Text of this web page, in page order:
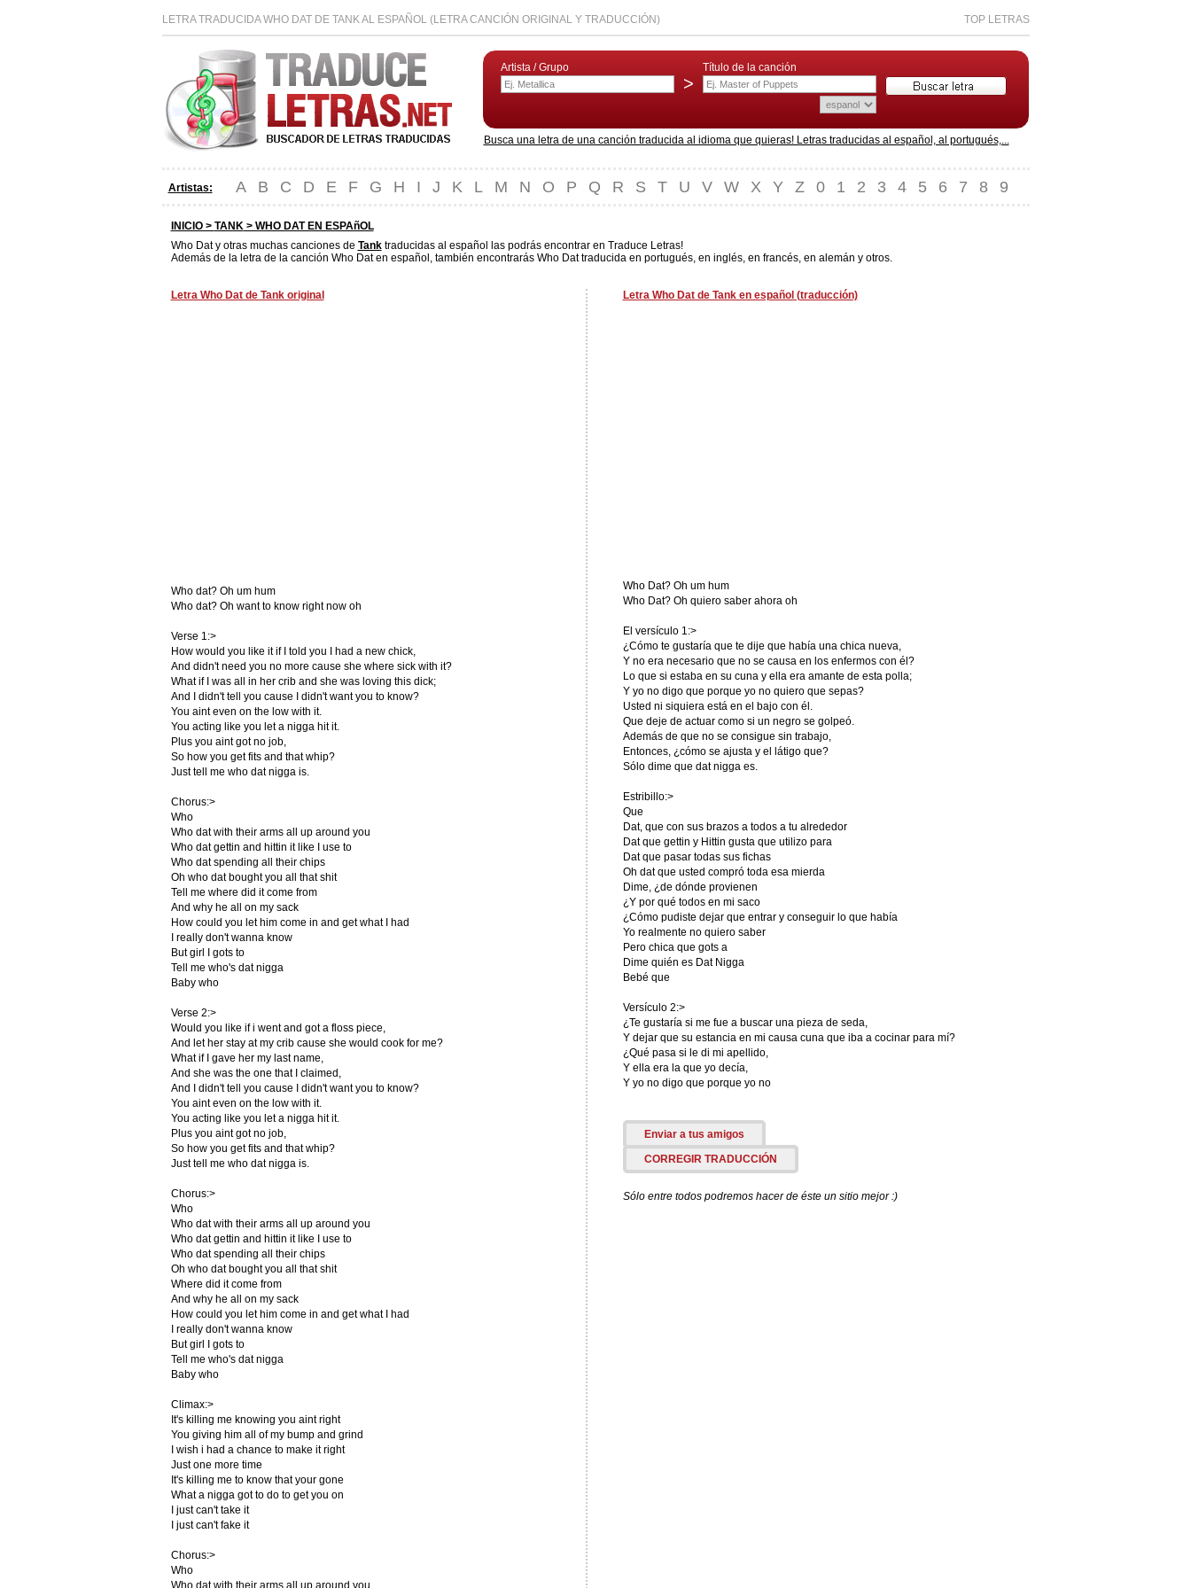
LETRA TRADUCIDA WHO DAT DE TANK AL ESPAÑOL (LETRA CANCIÓN ORIGINAL Y TRADUCCIÓN) TOP LETRAS
Artista / Grupo
>
Título de la canción
Busca una letra de una canción traducida al idioma que quieras! Letras traducidas al español, al portugués,...
Artistas: A B C D E F G H I J K L M N O P Q R S T U V W X Y Z 0 1 2 3 4 5 6 7 8 9
INICIO > TANK> WHO DAT EN ESPAñOL
Who Dat y otras muchas canciones de Tanktraducidas al español las podrás encontrar en Traduce Letras!
Además de la letra de la canción Who Dat en español, también encontrarás Who Dat traducida en portugués, en inglés, en francés, en alemán y otros.
Letra Who Dat de Tank original
Who dat? Oh um hum
Who dat? Oh want to know right now oh
Verse 1:>
How would you like it if I told you I had a new chick,
And didn't need you no more cause she where sick with it?
What if I was all in her crib and she was loving this dick;
And I didn't tell you cause I didn't want you to know?
You aint even on the low with it.
You acting like you let a nigga hit it.
Plus you aint got no job,
So how you get fits and that whip?
Just tell me who dat nigga is.
Chorus:>
Who
Who dat with their arms all up around you
Who dat gettin and hittin it like I use to
Who dat spending all their chips
Oh who dat bought you all that shit
Tell me where did it come from
And why he all on my sack
How could you let him come in and get what I had
I really don't wanna know
But girl I gots to
Tell me who's dat nigga
Baby who
Verse 2:>
Would you like if i went and got a floss piece,
And let her stay at my crib cause she would cook for me?
What if I gave her my last name,
And she was the one that I claimed,
And I didn't tell you cause I didn't want you to know?
You aint even on the low with it.
You acting like you let a nigga hit it.
Plus you aint got no job,
So how you get fits and that whip?
Just tell me who dat nigga is.
Chorus:>
Who
Who dat with their arms all up around you
Who dat gettin and hittin it like I use to
Who dat spending all their chips
Oh who dat bought you all that shit
Where did it come from
And why he all on my sack
How could you let him come in and get what I had
I really don't wanna know
But girl I gots to
Tell me who's dat nigga
Baby who
Climax:>
It's killing me knowing you aint right
You giving him all of my bump and grind
I wish i had a chance to make it right
Just one more time
It's killing me to know that your gone
What a nigga got to do to get you on
I just can't take it
I just can't fake it
Chorus:>
Who
Who dat with their arms all up around you
Letra Who Dat de Tank en español (traducción)
Who Dat? Oh um hum
Who Dat? Oh quiero saber ahora oh
El versículo 1:>
¿Cómo te gustaría que te dije que había una chica nueva,
Y no era necesario que no se causa en los enfermos con él?
Lo que si estaba en su cuna y ella era amante de esta polla;
Y yo no digo que porque yo no quiero que sepas?
Usted ni siquiera está en el bajo con él.
Que deje de actuar como si un negro se golpeó.
Además de que no se consigue sin trabajo,
Entonces, ¿cómo se ajusta y el látigo que?
Sólo dime que dat nigga es.
Estribillo:>
Que
Dat, que con sus brazos a todos a tu alrededor
Dat que gettin y Hittin gusta que utilizo para
Dat que pasar todas sus fichas
Oh dat que usted compró toda esa mierda
Dime, ¿de dónde provienen
¿Y por qué todos en mi saco
¿Cómo pudiste dejar que entrar y conseguir lo que había
Yo realmente no quiero saber
Pero chica que gots a
Dime quién es Dat Nigga
Bebé que
Versículo 2:>
¿Te gustaría si me fue a buscar una pieza de seda,
Y dejar que su estancia en mi causa cuna que iba a cocinar para mí?
¿Qué pasa si le di mi apellido,
Y ella era la que yo decía,
Y yo no digo que porque yo no
Enviar a tus amigos
CORREGIR TRADUCCIÓN
Sólo entre todos podremos hacer de éste un sitio mejor :)